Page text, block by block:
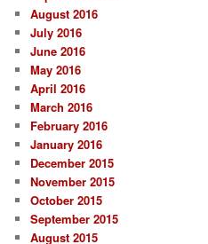
August 2016
July 2016
June 2016
May 2016
April 2016
March 2016
February 2016
January 2016
December 2015
November 2015
October 2015
September 2015
August 2015